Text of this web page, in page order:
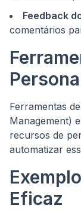
Feedback
comentários
Ferramentas
Management)
recursos de
automatizar
Eficaz